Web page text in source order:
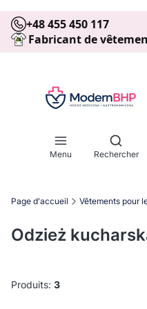
+48 455 450 117
Fabricant de
Menu
Ouvrir
Rechercher
Page d'accueil Vêtements pour
Odzież
Produits: 3